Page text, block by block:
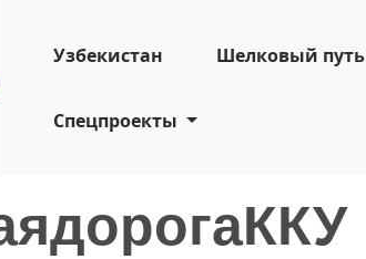
Узбекистан Шелковый путь
Спецпроекты